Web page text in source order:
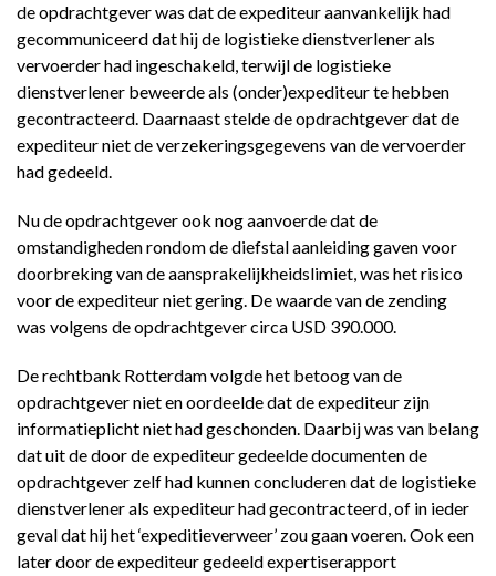
de opdrachtgever was dat de expediteur aanvankelijk had
gecommuniceerd dat hij de logistieke dienstverlener als
vervoerder had ingeschakeld, terwijl de logistieke
dienstverlener beweerde als (onder)expediteur te hebben
gecontracteerd. Daarnaast stelde de opdrachtgever dat de
expediteur niet de verzekeringsgegevens van de vervoerder
had gedeeld.
Nu de opdrachtgever ook nog aanvoerde dat de
omstandigheden rondom de diefstal aanleiding gaven voor
doorbreking van de aansprakelijkheidslimiet, was het risico
voor de expediteur niet gering. De waarde van de zending
was volgens de opdrachtgever circa USD 390.000.
De rechtbank Rotterdam volgde het betoog van de
opdrachtgever niet en oordeelde dat de expediteur zijn
informatieplicht niet had geschonden. Daarbij was van belang
dat uit de door de expediteur gedeelde documenten de
opdrachtgever zelf had kunnen concluderen dat de logistieke
dienstverlener als expediteur had gecontracteerd, of in ieder
geval dat hij het ‘expeditieverweer’ zou gaan voeren. Ook een
later door de expediteur gedeeld expertiserapport